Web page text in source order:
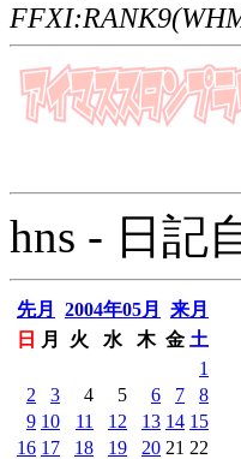
hns - 日記
先月 2004年05月
来月
日
月 火 水 木 金 土
1
2
3 4 5 6 7
8
9 10 11 12 13 14 15
16 17 18 19 20 21 22